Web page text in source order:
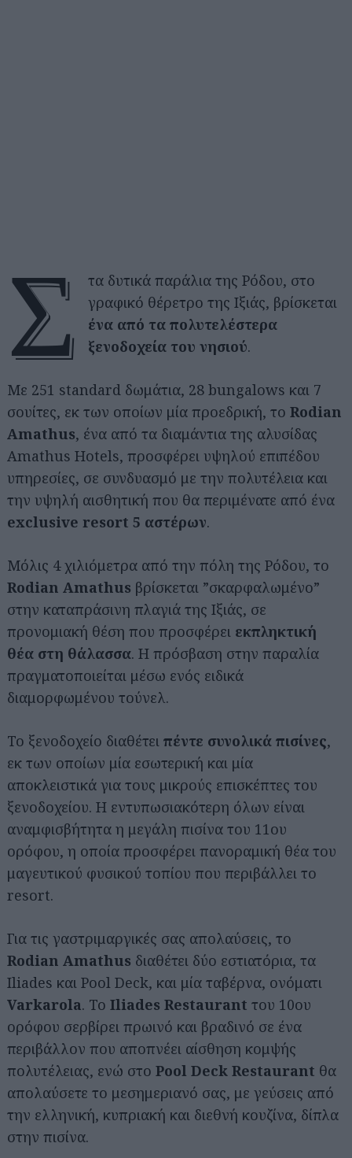
Σ
τα δυτικά παράλια της Ρόδου, στο
γραφικό θέρετρο της Ιξιάς, βρίσκεται
ένα από τα πολυτελέστερα
ξενοδοχεία του νησιού.
Με 251 standard δωμάτια, 28 bungalows και 7
σουίτες, εκ των οποίων μία προεδρική, το Rodian
Amathus, ένα από τα διαμάντια της αλυσίδας
Amathus Hotels, προσφέρει υψηλού επιπέδου
υπηρεσίες, σε συνδυασμό με την πολυτέλεια και
την υψηλή αισθητική που θα περιμένατε από ένα
exclusive resort 5 αστέρων.
Μόλις 4 χιλιόμετρα από την πόλη της Ρόδου, το
Rodian Amathus βρίσκεται ”σκαρφαλωμένο”
στην καταπράσινη πλαγιά της Ιξιάς, σε
προνομιακή θέση που προσφέρει εκπληκτική
θέα στη θάλασσα. Η πρόσβαση στην παραλία
πραγματοποιείται μέσω ενός ειδικά
διαμορφωμένου τούνελ.
Το ξενοδοχείο διαθέτει πέντε συνολικά πισίνες,
εκ των οποίων μία εσωτερική και μία
αποκλειστικά για τους μικρούς επισκέπτες του
ξενοδοχείου. Η εντυπωσιακότερη όλων είναι
αναμφισβήτητα η μεγάλη πισίνα του 11ου
ορόφου, η οποία προσφέρει πανοραμική θέα του
μαγευτικού φυσικού τοπίου που περιβάλλει το
resort.
Για τις γαστριμαργικές σας απολαύσεις, το
Rodian Amathus διαθέτει δύο εστιατόρια, τα
Iliades και Pool Deck, και μία ταβέρνα, ονόματι
Varkarola. Το Iliades Restaurant του 10ου
ορόφου σερβίρει πρωινό και βραδινό σε ένα
περιβάλλον που αποπνέει αίσθηση κομψής
πολυτέλειας, ενώ στο Pool Deck Restaurant θα
απολαύσετε το μεσημεριανό σας, με γεύσεις από
την ελληνική, κυπριακή και διεθνή κουζίνα, δίπλα
στην πισίνα.